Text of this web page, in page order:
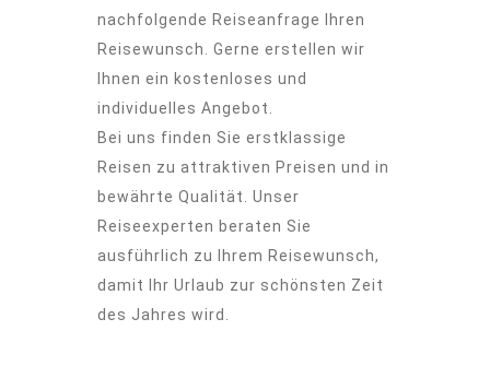
nachfolgende Reiseanfrage Ihren
Reisewunsch. Gerne erstellen wir
Ihnen ein kostenloses und
individuelles Angebot.
Bei uns finden Sie erstklassige
Reisen zu attraktiven Preisen und in
bewährte Qualität. Unser
Reiseexperten beraten Sie
ausführlich zu Ihrem Reisewunsch,
damit Ihr Urlaub zur schönsten Zeit
des Jahres wird.